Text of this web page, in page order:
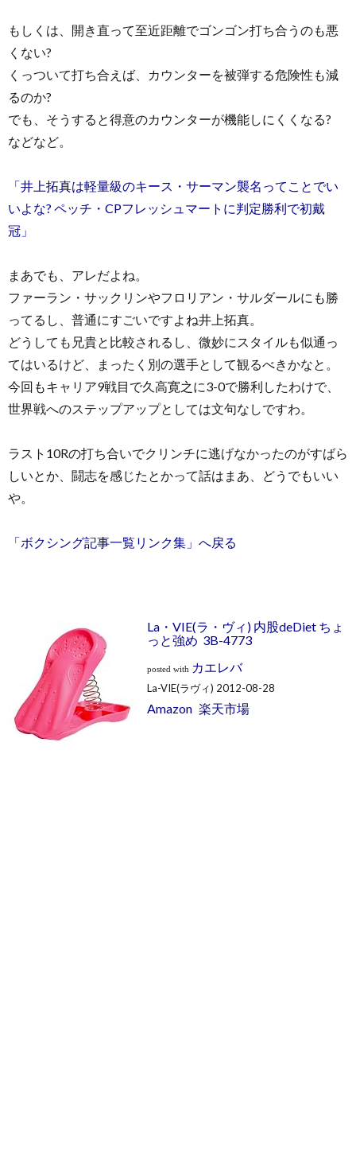
もしくは、開き直って至近距離でゴンゴン打ち合うのも悪
くない?
くっついて打ち合えば、カウンターを被弾する危険性も減
るのか?
でも、そうすると得意のカウンターが機能しにくくなる?
などなど。
「井上拓真は軽量級のキース・サーマン襲名ってことでい
いよな? ペッチ・CPフレッシュマートに判定勝利で初戴
冠」
まあでも、アレだよね。
ファーラン・サックリンやフロリアン・サルダールにも勝
ってるし、普通にすごいですよね井上拓真。
どうしても兄貴と比較されるし、微妙にスタイルも似通っ
てはいるけど、まったく別の選手として観るべきかなと。
今回もキャリア9戦目で久高寛之に3-0で勝利したわけで、
世界戦へのステップアップとしては文句なしですわ。
ラスト10Rの打ち合いでクリンチに逃げなかったのがすばら
しいとか、闘志を感じたとかって話はまあ、どうでもいい
や。
「ボクシング記事一覧リンク集」へ戻る
La・VIE(ラ・ヴィ) 内股deDiet ちょ
っと強め 3B-4773
posted with カエレバ
La-VIE(ラヴィ) 2012-08-28
Amazon 楽天市場